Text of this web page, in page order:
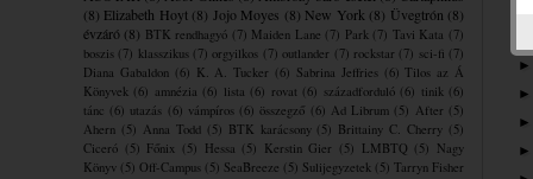
(8) Elizabeth Hoyt (8) Jojo Moyes (8) New York (8) Üvegtrón (8)
évzáró (8) BTK rendhagyó (7) Maiden Lane (7) Park (7) Tavi Kata (7)
boszis (7) klasszikus (7) orgyilkos (7) outlander (7) rockstar (7) sci-fi (7)
Diana Gabaldon (6) K. A. Tucker (6) Sabrina Jeffries (6) Tilos az Á
Könyvek (6) amnézia (6) lista (6) rovat (6) századforduló (6) tinik (6)
tánc (6) utazás (6) vámpíros (6) összegző (6) Ad Librum (5) After (5)
Ahern (5) Anna Todd (5) BTK karácsony (5) Brittainy C. Cherry (5)
Ciceró (5) Főnix (5) Hessa (5) Kerstin Gier (5) LMBTQ (5) Nagy
Könyv (5) Off-Campus (5) SeaBreeze (5) Sulijegyzetek (5) Tarryn Fisher